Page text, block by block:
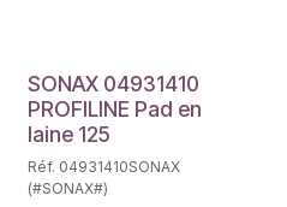
SONAX 04931410
PROFILINE Pad en
laine 125
Réf. 04931410SONAX
(#SONAX#)